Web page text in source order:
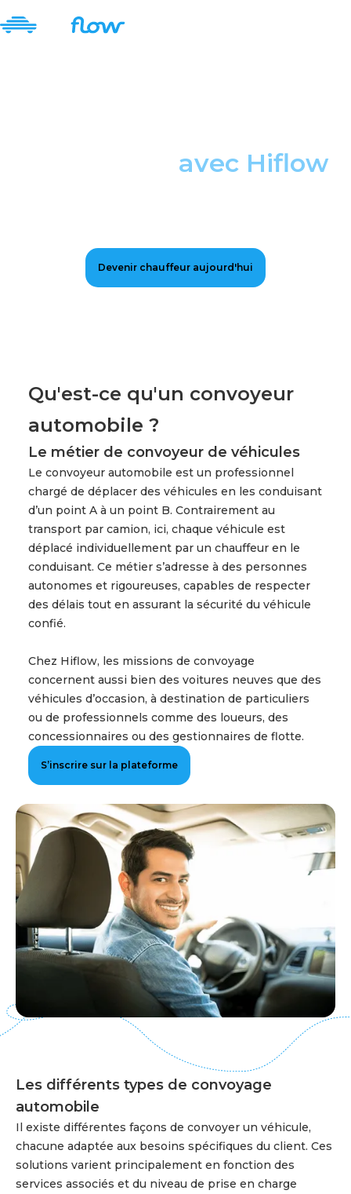
avec Hiflow
Devenir chauffeur aujourd'hui
Qu'est-ce qu'un convoyeur
automobile ?
Le métier de convoyeur de véhicules
Le convoyeur automobile est un professionnel
chargé de déplacer des véhicules en les conduisant
d’un point A à un point B. Contrairement au
transport par camion, ici, chaque véhicule est
déplacé individuellement par un chauffeur en le
conduisant. Ce métier s’adresse à des personnes
autonomes et rigoureuses, capables de respecter
des délais tout en assurant la sécurité du véhicule
confié.
Chez Hiflow, les missions de convoyage
concernent aussi bien des voitures neuves que des
véhicules d’occasion, à destination de particuliers
ou de professionnels comme des loueurs, des
concessionnaires ou des gestionnaires de flotte.
S’inscrire sur la plateforme
Les différents types de convoyage
automobile
Il existe différentes façons de convoyer un véhicule,
chacune adaptée aux besoins spécifiques du client. Ces
solutions varient principalement en fonction des
services associés et du niveau de prise en charge